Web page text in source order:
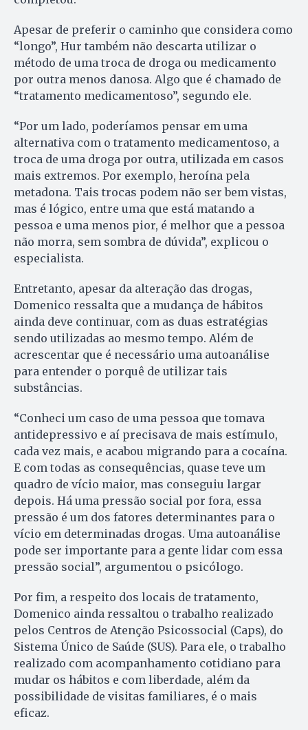
Apesar de preferir o caminho que considera como
“longo”, Hur também não descarta utilizar o
método de uma troca de droga ou medicamento
por outra menos danosa. Algo que é chamado de
“tratamento medicamentoso”, segundo ele.
“Por um lado, poderíamos pensar em uma
alternativa com o tratamento medicamentoso, a
troca de uma droga por outra, utilizada em casos
mais extremos. Por exemplo, heroína pela
metadona. Tais trocas podem não ser bem vistas,
mas é lógico, entre uma que está matando a
pessoa e uma menos pior, é melhor que a pessoa
não morra, sem sombra de dúvida”, explicou o
especialista.
Entretanto, apesar da alteração das drogas,
Domenico ressalta que a mudança de hábitos
ainda deve continuar, com as duas estratégias
sendo utilizadas ao mesmo tempo. Além de
acrescentar que é necessário uma autoanálise
para entender o porquê de utilizar tais
substâncias.
“Conheci um caso de uma pessoa que tomava
antidepressivo e aí precisava de mais estímulo,
cada vez mais, e acabou migrando para a cocaína.
E com todas as consequências, quase teve um
quadro de vício maior, mas conseguiu largar
depois. Há uma pressão social por fora, essa
pressão é um dos fatores determinantes para o
vício em determinadas drogas. Uma autoanálise
pode ser importante para a gente lidar com essa
pressão social”, argumentou o psicólogo.
Por fim, a respeito dos locais de tratamento,
Domenico ainda ressaltou o trabalho realizado
pelos Centros de Atenção Psicossocial (Caps), do
Sistema Único de Saúde (SUS). Para ele, o trabalho
realizado com acompanhamento cotidiano para
mudar os hábitos e com liberdade, além da
possibilidade de visitas familiares, é o mais
eficaz.